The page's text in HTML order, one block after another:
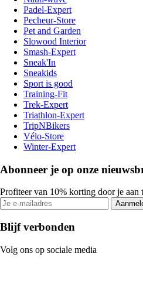
Padel-Expert
Pecheur-Store
Pet and Garden
Slowood Interior
Smash-Expert
Sneak'In
Sneakids
Sport is good
Training-Fit
Trek-Expert
Triathlon-Expert
TripNBikers
Vélo-Store
Winter-Expert
Abonneer je op onze
Profiteer van 10% korting door je
Blijf verbonden
Volg ons op sociale media